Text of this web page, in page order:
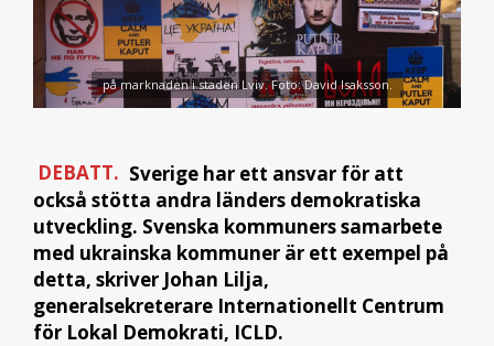
på marknaden i staden Lviv. Foto: David Isaksson.
DEBATT. Sverige har ett ansvar för att
också stötta andra länders demokratiska
utveckling. Svenska kommuners samarbete
med ukrainska kommuner är ett exempel på
detta, skriver Johan Lilja,
generalsekreterare Internationellt Centrum
för Lokal Demokrati, ICLD.